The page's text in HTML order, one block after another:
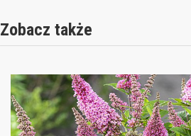
Zobacz także